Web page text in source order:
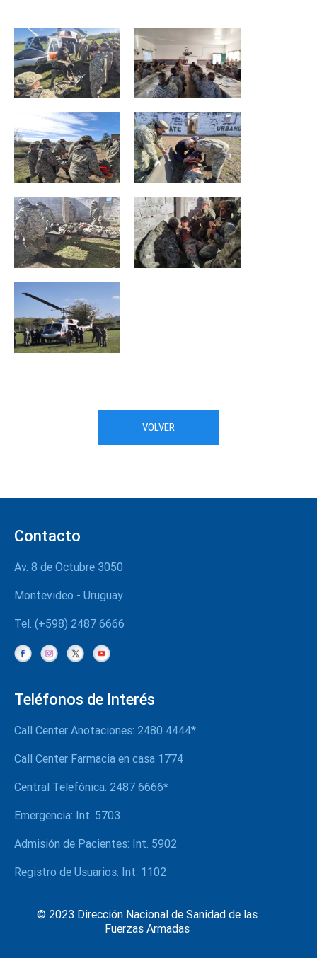
VOLVER
Contacto
Av. 8 de Octubre 3050
Montevideo - Uruguay
Tel. (+598) 2487 6666
Teléfonos de Interés
Call Center Anotaciones: 2480 4444*
Call Center Farmacia en casa 1774
Central Telefónica: 2487 6666*
Emergencia: Int. 5703
Admisión de Pacientes: Int. 5902
Registro de Usuarios: Int. 1102
© 2023 Dirección Nacional de Sanidad de las
Fuerzas Armadas